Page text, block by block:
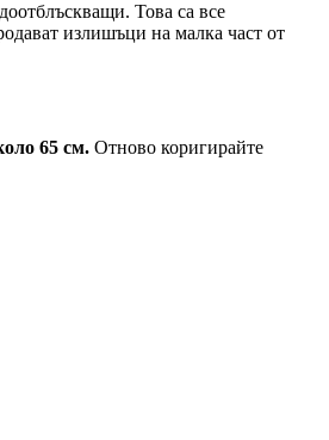
Това са все
излишъци на малка част от
65 см. Отново коригирайте